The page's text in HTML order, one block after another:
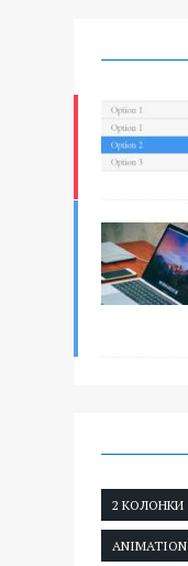
2 КОЛОНКИ
ANIMATION